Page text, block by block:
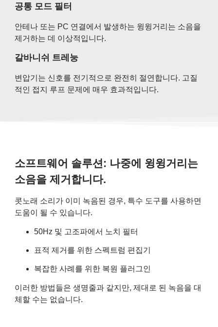
공통 모드 필터
안테나 또는 PC 연결에서 발생하는 윙윙거리는 소음을
제거하는 데 이상적입니다.
갈바니쉬 트레눙
변압기는 신호를 전기적으로 완전히 절연합니다. 고질
적인 접지 루프 문제에 매우 효과적입니다.
소프트웨어 솔루션: 나중에 윙윙거리는
소음을 제거합니다.
콧노래 소리가 이미 녹음된 경우, 특수 도구를 사용하면
도움이 될 수 있습니다.
50Hz 및 고조파에서 노치 필터
표적 제거를 위한 스펙트럼 편집기
복잡한 사례를 위한 복원 플러그인
이러한 방법들은 생명줄과 같지만, 제대로 된 녹음을 대
체할 수는 없습니다.